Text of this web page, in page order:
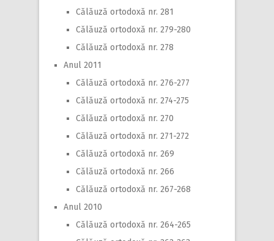
Călăuză ortodoxă nr. 281
Călăuză ortodoxă nr. 279-280
Călăuză ortodoxă nr. 278
Anul 2011
Călăuză ortodoxă nr. 276-277
Călăuză ortodoxă nr. 274-275
Călăuză ortodoxă nr. 270
Călăuză ortodoxă nr. 271-272
Călăuză ortodoxă nr. 269
Călăuză ortodoxă nr. 266
Călăuză ortodoxă nr. 267-268
Anul 2010
Călăuză ortodoxă nr. 264-265